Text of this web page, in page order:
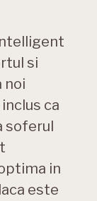
si
noi
ca
soferul
in
este